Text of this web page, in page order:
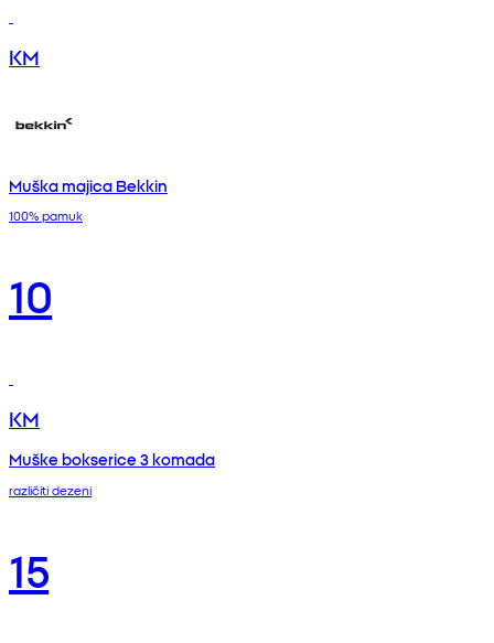
KM
Muška majica Bekkin
100% pamuk
10
KM
Muške bokserice 3 komada
različiti dezeni
15